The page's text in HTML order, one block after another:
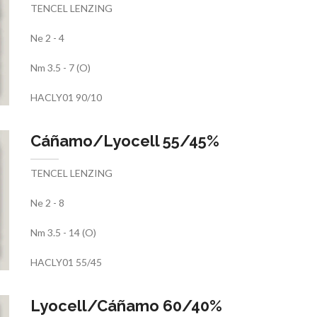
TENCEL LENZING
Ne 2 - 4
Nm 3.5 - 7 (O)
HACLY01 90/10
Cáñamo/Lyocell 55/45%
TENCEL LENZING
Ne 2 - 8
Nm 3.5 - 14 (O)
HACLY01 55/45
Lyocell/Cáñamo 60/40%